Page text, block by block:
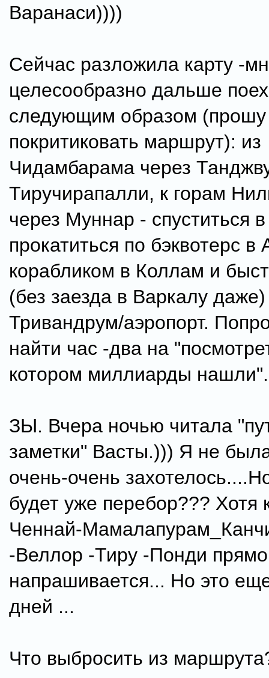
Варанаси))))
Сейчас разложила карту -
целесообразно дальше
следующим образом (прошу
покритиковать маршрут): из
Чидамбарама через
Тиручирапалли, к горам
через Муннар - спуститься
прокатиться по бэквотерс
корабликом в Коллам и
(без заезда в Варкалу
Тривандрум/аэропорт.
найти час -два на
котором миллиарды нашли".
ЗЫ. Вчера ночью читала
заметки" Васты.))) Я не
очень-очень
будет уже перебор??? Хотя
Ченнай-
-Веллор -Тиру -Понди прямо
напрашивается... Но это
дней ...
Что выбросить из